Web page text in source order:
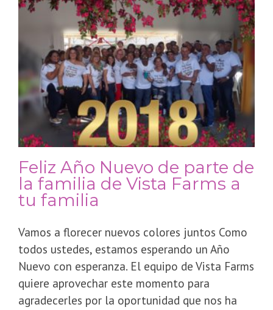
Feliz Año Nuevo de parte de
la familia de Vista Farms a
tu familia
Vamos a florecer nuevos colores juntos Como
todos ustedes, estamos esperando un Año
Nuevo con esperanza. El equipo de Vista Farms
quiere aprovechar este momento para
agradecerles por la oportunidad que nos ha